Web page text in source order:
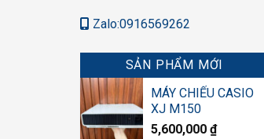
Zalo:0916569262
SẢN PHẨM MỚI
MÁY CHIẾU CASIO
XJ M150
5,600,000 ₫